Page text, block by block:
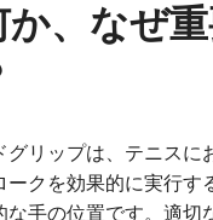
か、なぜ
グリップは、テニスに
ークを効果的に実行す
な手の位置です。適切